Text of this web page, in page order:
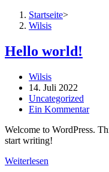
Startseite>
Wilsis
Hello world!
Beitrags-
Autor:
Wilsis
Beitrag
veröffentlicht:
14. Juli 2022
Beitrags-
Kategorie:
Uncategorized
Beitrags-
Ein Kommentar
Welcome to WordPress.
start writing!
Weiterlesen